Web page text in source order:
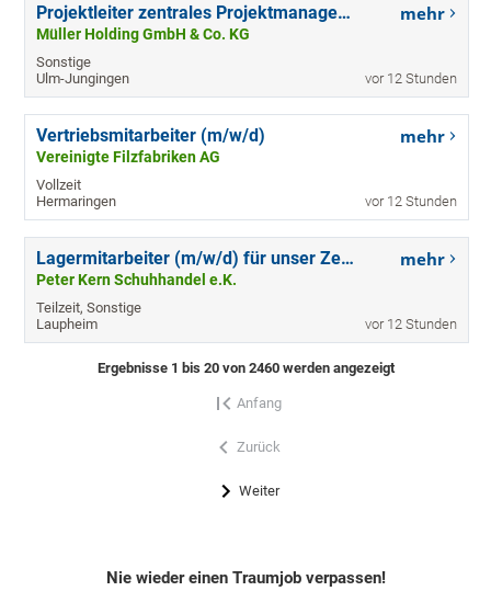
Projektleiter zentrales Projektmanagement (m/w/d)
Müller Holding GmbH & Co. KG
Sonstige
Ulm-Jungingen
mehr
vor 12 Stunden
Vertriebsmitarbeiter (m/w/d)
Vereinigte Filzfabriken AG
Vollzeit
Hermaringen
mehr
vor 12 Stunden
Lagermitarbeiter (m/w/d) für unser Zentrallager in Teilzeit (20 Std./Woche)
Peter Kern Schuhhandel e.K.
Teilzeit, Sonstige
Laupheim
mehr
vor 12 Stunden
Ergebnisse 1 bis 20 von 2460 werden angezeigt
Anfang
Zurück
Weiter
Nie wieder einen Traumjob verpassen!